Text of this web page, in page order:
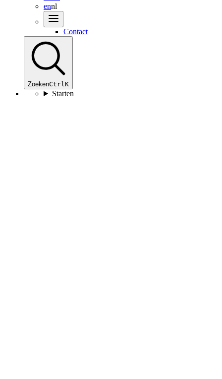
ennl
Contact
ZoekenCtrlK
Starten